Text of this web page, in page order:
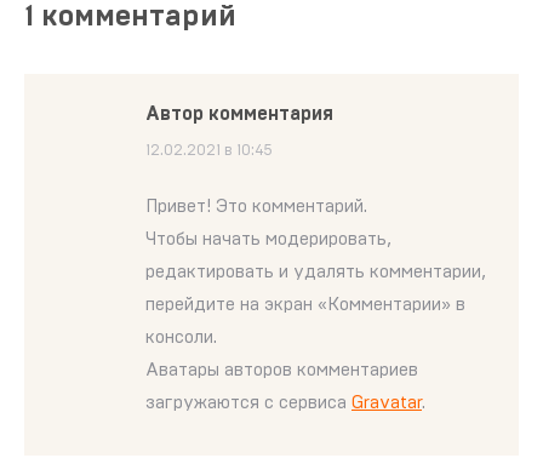
1 комментарий
Автор комментария
говорит:
12.02.2021 в 10:45
Привет! Это комментарий.
Чтобы начать модерировать,
редактировать и удалять комментарии,
перейдите на экран «Комментарии» в
консоли.
Аватары авторов комментариев
загружаются с сервиса Gravatar.